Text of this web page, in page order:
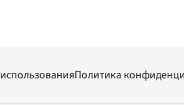
Политика